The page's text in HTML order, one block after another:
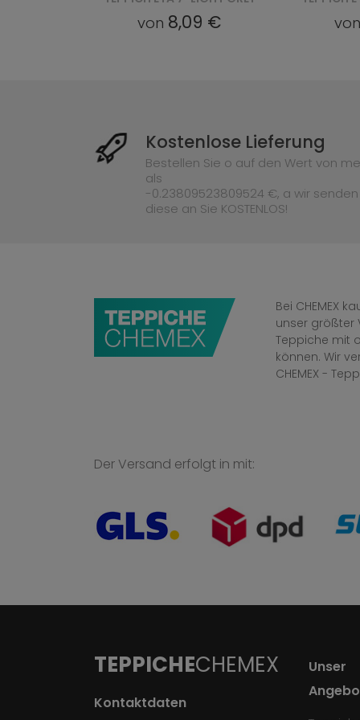
von 8,09 € von
Kostenlose Lieferung
Bestellen Sie o auf den Wert von
als
-0.23809523809524 €, a wir senden
diese an Sie KOSTENLOS!
Bei CHEMEX
unser größter
Teppiche mit
können. Wir
CHEMEX -
Der Versand erfolgt in mit:
TEPPICHECHEMEX
Kontaktdaten
Unser